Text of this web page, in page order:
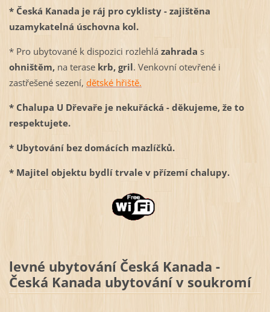
* Česká Kanada je ráj pro cyklisty - zajištěna
uzamykatelná úschovna kol.
* Pro ubytované k dispozici rozlehlá zahrada s
ohništěm, na terase krb, gril. Venkovní otevřené i
zastřešené sezení, dětské hřiště.
* Chalupa U Dřevaře je nekuřácká - děkujeme, že to
respektujete.
* Ubytování bez domácích mazlíčků.
* Majitel objektu bydlí trvale v přízemí chalupy.
levné ubytování Česká Kanada -
Česká Kanada ubytování v soukromí